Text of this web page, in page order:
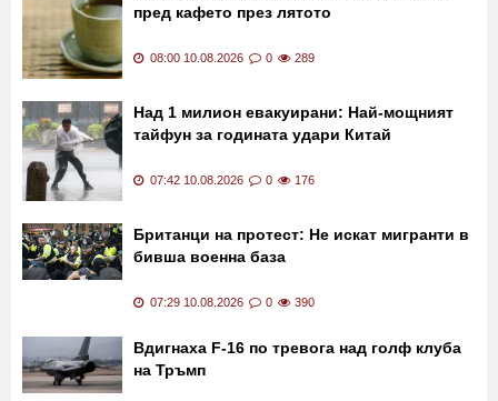
пред кафето през лятото
08:00 10.08.2026 0 289
Над 1 милион евакуирани: Най-мощният
тайфун за годината удари Китай
07:42 10.08.2026 0 176
Британци на протест: Не искат мигранти в
бивша военна база
07:29 10.08.2026 0 390
Вдигнаха F-16 по тревога над голф клуба
на Тръмп